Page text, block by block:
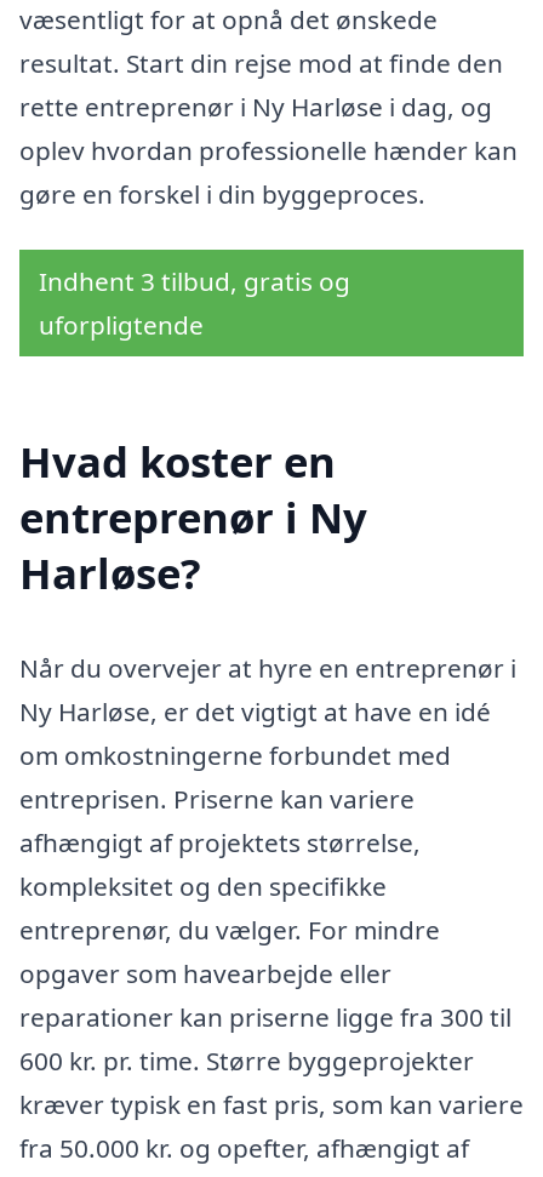
væsentligt for at opnå det ønskede
resultat. Start din rejse mod at finde den
rette entreprenør i Ny Harløse i dag, og
oplev hvordan professionelle hænder kan
gøre en forskel i din byggeproces.
Indhent 3 tilbud, gratis og
uforpligtende
Hvad koster en
entreprenør i Ny
Harløse?
Når du overvejer at hyre en entreprenør i
Ny Harløse, er det vigtigt at have en idé
om omkostningerne forbundet med
entreprisen. Priserne kan variere
afhængigt af projektets størrelse,
kompleksitet og den specifikke
entreprenør, du vælger. For mindre
opgaver som havearbejde eller
reparationer kan priserne ligge fra 300 til
600 kr. pr. time. Større byggeprojekter
kræver typisk en fast pris, som kan variere
fra 50.000 kr. og opefter, afhængigt af